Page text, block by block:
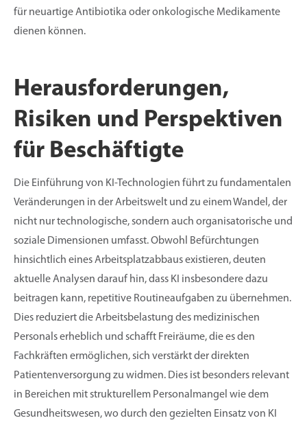
für neuartige Antibiotika oder onkologische Medikamente
dienen können.
Herausforderungen,
Risiken und Perspektiven
für Beschäftigte
Die Einführung von KI-Technologien führt zu fundamentalen
Veränderungen in der Arbeitswelt und zu einem Wandel, der
nicht nur technologische, sondern auch organisatorische und
soziale Dimensionen umfasst. Obwohl Befürchtungen
hinsichtlich eines Arbeitsplatzabbaus existieren, deuten
aktuelle Analysen darauf hin, dass KI insbesondere dazu
beitragen kann, repetitive Routineaufgaben zu übernehmen.
Dies reduziert die Arbeitsbelastung des medizinischen
Personals erheblich und schafft Freiräume, die es den
Fachkräften ermöglichen, sich verstärkt der direkten
Patientenversorgung zu widmen. Dies ist besonders relevant
in Bereichen mit strukturellem Personalmangel wie dem
Gesundheitswesen, wo durch den gezielten Einsatz von KI